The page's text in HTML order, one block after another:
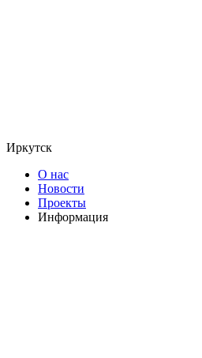
Иркутск
О нас
Новости
Проекты
Информация